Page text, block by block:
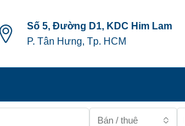
Số 5, Đường D1, KDC Him Lam
P. Tân Hưng, Tp. HCM
Bán / thuê